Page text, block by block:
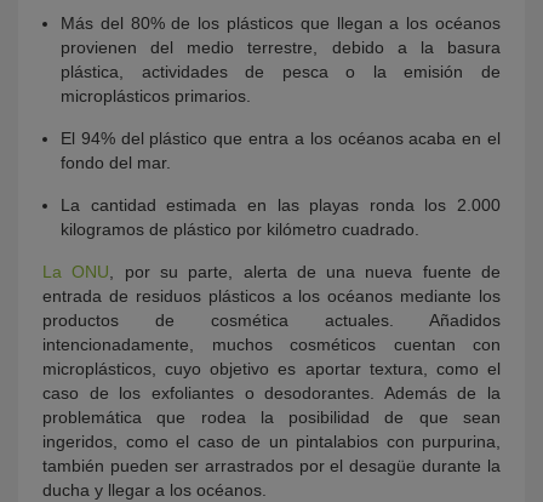
Más del 80% de los plásticos que llegan a los océanos
provienen del medio terrestre, debido a la basura
plástica, actividades de pesca o la emisión de
microplásticos primarios.
El 94% del plástico que entra a los océanos acaba en el
fondo del mar.
La cantidad estimada en las playas ronda los 2.000
kilogramos de plástico por kilómetro cuadrado.
La ONU, por su parte, alerta de una nueva fuente de
entrada de residuos plásticos a los océanos mediante los
productos de cosmética actuales. Añadidos
intencionadamente, muchos cosméticos cuentan con
microplásticos, cuyo objetivo es aportar textura, como el
caso de los exfoliantes o desodorantes. Además de la
problemática que rodea la posibilidad de que sean
ingeridos, como el caso de un pintalabios con purpurina,
también pueden ser arrastrados por el desagüe durante la
ducha y llegar a los océanos.